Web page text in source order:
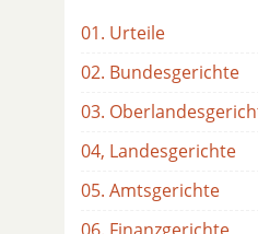
01. Urteile
02. Bundesgerichte
03.
04, Landesgerichte
05. Amtsgerichte